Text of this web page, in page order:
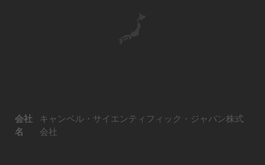
会社
名
キャンベル・サイエンティフィック・ジャパン株式
会社